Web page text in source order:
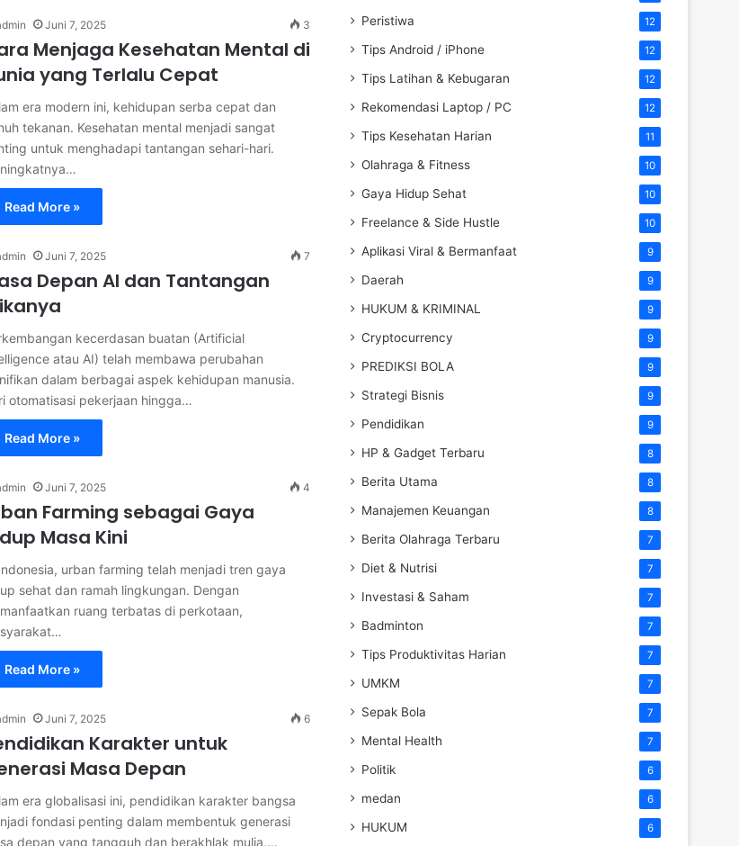
Juni 7, 2025 3
Menjaga Kesehatan Mental di
yang Terlalu Cepat
era modern ini, kehidupan serba cepat dan
tekanan. Kesehatan mental menjadi sangat
untuk menghadapi tantangan sehari-hari.
Read More »
Juni 7, 2025 7
Depan AI dan Tantangan
kecerdasan buatan (Artificial
atau AI) telah membawa perubahan
dalam berbagai aspek kehidupan manusia.
otomatisasi pekerjaan hingga…
Read More »
Juni 7, 2025 4
Farming sebagai Gaya
Masa Kini
urban farming telah menjadi tren gaya
sehat dan ramah lingkungan. Dengan
ruang terbatas di perkotaan,
Read More »
Juni 7, 2025 6
Karakter untuk
Masa Depan
era globalisasi ini, pendidikan karakter bangsa
fondasi penting dalam membentuk generasi
depan yang tangguh dan berakhlak mulia.…
Peristiwa 12
Tips Android / iPhone 12
Tips Latihan & Kebugaran 12
Rekomendasi Laptop / PC 12
Tips Kesehatan Harian 11
Olahraga & Fitness 10
Gaya Hidup Sehat 10
Freelance & Side Hustle 10
Aplikasi Viral & Bermanfaat 9
Daerah 9
HUKUM & KRIMINAL 9
Cryptocurrency 9
PREDIKSI BOLA 9
Strategi Bisnis 9
Pendidikan 9
HP & Gadget Terbaru 8
Berita Utama 8
Manajemen Keuangan 8
Berita Olahraga Terbaru 7
Diet & Nutrisi 7
Investasi & Saham 7
Badminton 7
Tips Produktivitas Harian 7
UMKM 7
Sepak Bola 7
Mental Health 7
Politik 6
medan 6
HUKUM 6